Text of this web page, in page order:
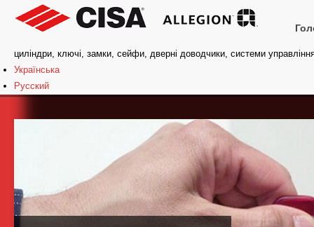
циліндри, ключі, замки, сейфи, дверні доводчики, системи
Українська
Русский